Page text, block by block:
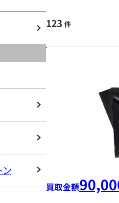
ン
123 件
買取金額